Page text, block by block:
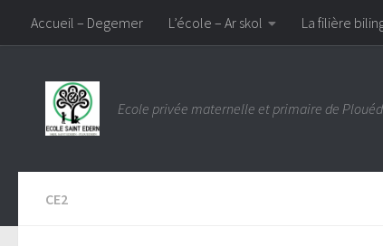
Skip to content
Accueil – Degemer L’école – Ar skol La filière
Ecole privée maternelle et primaire de
CE2